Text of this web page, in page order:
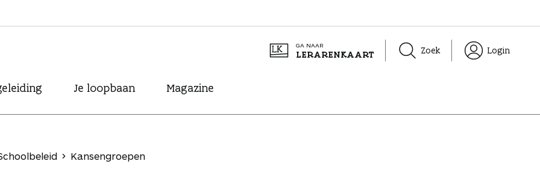
GA NAAR
LERARENKAART Zoek Login
Je loopbaan Magazine
Kansengroepen